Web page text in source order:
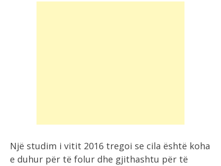
Një studim i vitit 2016 tregoi se cila është koha
e duhur për të folur dhe gjithashtu për të